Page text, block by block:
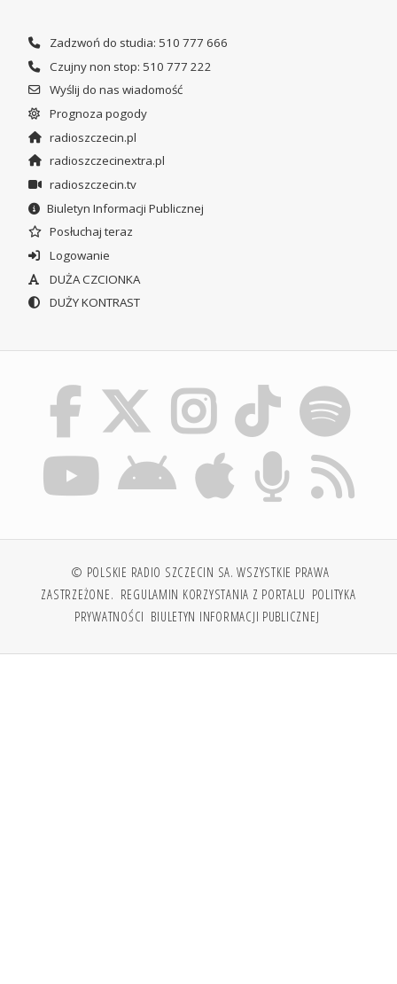
Zadzwoń do studia: 510 777 666
Czujny non stop: 510 777 222
Wyślij do nas wiadomość
Prognoza pogody
radioszczecin.pl
radioszczecinextra.pl
radioszczecin.tv
Biuletyn Informacji Publicznej
Posłuchaj teraz
Logowanie
DUŻA CZCIONKA
DUŻY KONTRAST
© POLSKIE RADIO SZCZECIN SA. WSZYSTKIE PRAWA
ZASTRZEŻONE. REGULAMIN KORZYSTANIA Z PORTALU POLITYKA
PRYWATNOŚCI BIULETYN INFORMACJI PUBLICZNEJ